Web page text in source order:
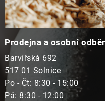
Prodejna a osobní odběr
Barvířská 692
517 01 Solnice
Po - Čt: 8:30 - 15:00
Pá: 8:30 - 12:00